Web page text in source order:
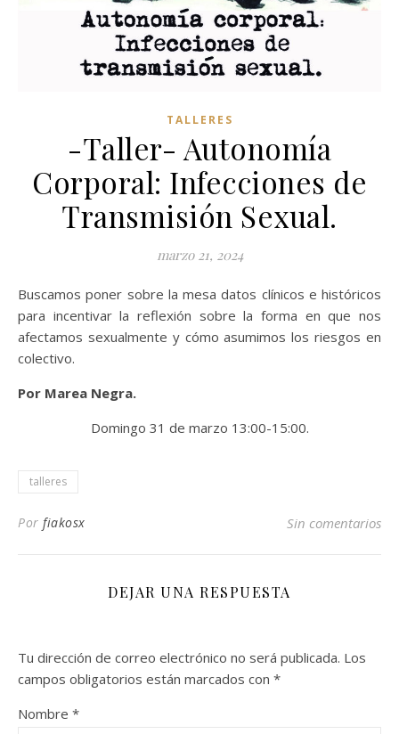
TALLERES
-Taller- Autonomía
Corporal: Infecciones de
Transmisión Sexual.
marzo 21, 2024
Buscamos poner sobre la mesa datos clínicos e históricos
para incentivar la reflexión sobre la forma en que nos
afectamos sexualmente y cómo asumimos los riesgos en
colectivo.
Por Marea Negra.
Domingo 31 de marzo 13:00-15:00.
talleres
Por fiakosx Sin comentarios
DEJAR UNA RESPUESTA
Tu dirección de correo electrónico no será publicada. Los
campos obligatorios están marcados con *
Nombre *